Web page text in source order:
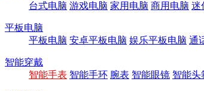
台式电脑 游戏电脑 家用电脑 商用电脑 迷
平板电脑
平板电脑 安卓平板电脑 娱乐平板电脑 通
智能穿戴
智能手表 智能手环 腕表 智能眼镜 智能头